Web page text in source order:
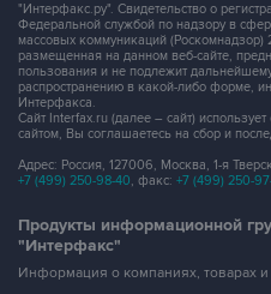
"Интерфакс.ру". Свидетельство о
Федеральной службой по надзору в
массовых коммуникаций
размещенная на данном веб-сайте,
пользования и не подлежит
распространению в какой-либо форме,
Интерфакса.
Сайт Interfax.ru (далее – сайт)
сайтом, Вы соглашаетесь на сбор и
Адрес: Россия, 127006, Москва, 1-я
+7 (499) 250-98-40, факс: +7 (499) 250-
Продукты информационной
"Интерфакс"
Информация о компаниях, товарах